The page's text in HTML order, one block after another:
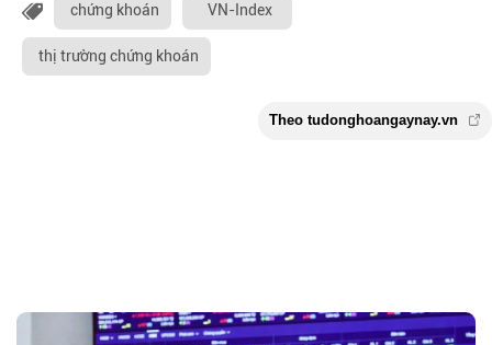
chứng khoán VN-Index
thị trường chứng khoán